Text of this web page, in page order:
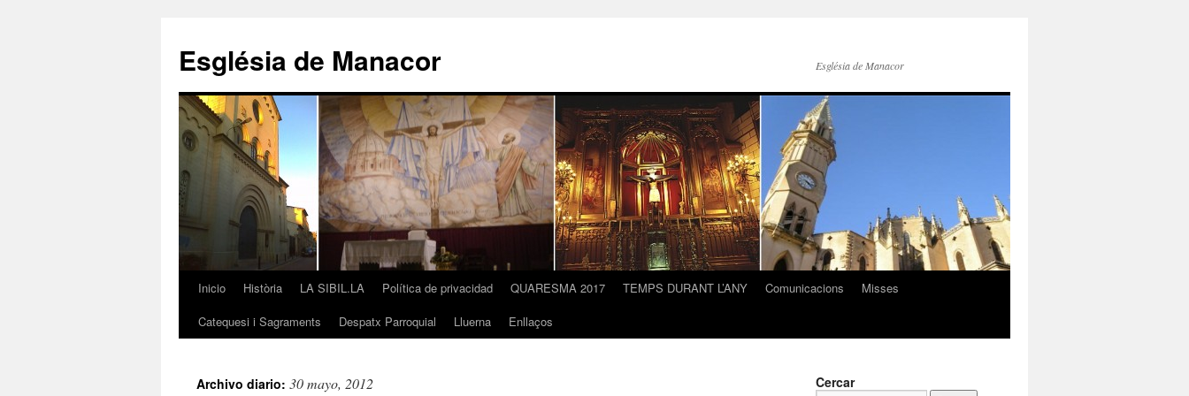
contenido
Església de Manacor Església de Manacor
Inicio Història LA SIBIL.LA Política de privacidad QUARESMA 2017 TEMPS DURANT L’ANY Comunicacions
Misses
Catequesi i Sagraments
Despatx Parroquial Lluerna Enllaços
Archivo diario: 30 mayo, 2012 Cercar